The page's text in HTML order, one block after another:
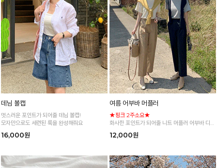
데님 볼캡
멋스러운 포인트가 되어줄 데님 볼캡!
모자만으로도 세련된 룩을 완성해줘요
16,000원
여름 어부바 머플러
★핑크 2주소요★
화사한 포인트가 되어줄 니트 머플러 어부바 디자
인으로 어디에나 찰떡이에요♥
12,000원